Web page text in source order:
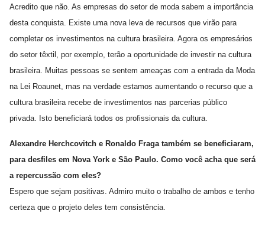
Acredito que não. As empresas do setor de moda sabem a importância
desta conquista. Existe uma nova leva de recursos que virão para
completar os investimentos na cultura brasileira. Agora os empresários
do setor têxtil, por exemplo, terão a oportunidade de investir na cultura
brasileira. Muitas pessoas se sentem ameaças com a entrada da Moda
na Lei Roaunet, mas na verdade estamos aumentando o recurso que a
cultura brasileira recebe de investimentos nas parcerias público
privada. Isto beneficiará todos os profissionais da cultura.
Alexandre Herchcovitch e Ronaldo Fraga também se beneficiaram,
para desfiles em Nova York e São Paulo. Como você acha que será
a repercussão com eles?
Espero que sejam positivas. Admiro muito o trabalho de ambos e tenho
certeza que o projeto deles tem consistência.